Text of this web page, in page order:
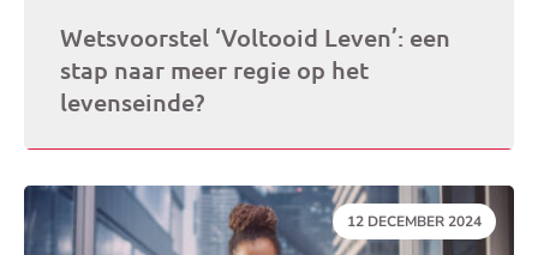
Wetsvoorstel ‘Voltooid Leven’: een
stap naar meer regie op het
levenseinde?
DATUM:
12 DECEMBER 2024